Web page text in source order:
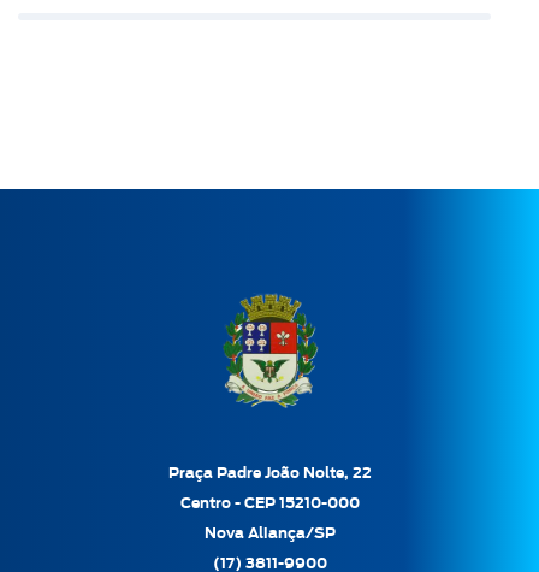
Praça Padre João Nolte, 22
Centro - CEP 15210-000
Nova Aliança/SP
(17) 3811-9900